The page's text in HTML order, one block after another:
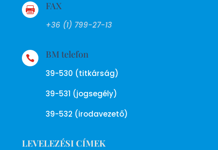
 FAX
+36 (1) 799-27-13
 BM telefon
39-530 (titkárság)
39-531 (jogsegély)
39-532 (irodavezető)
LEVELEZÉSI CÍMEK